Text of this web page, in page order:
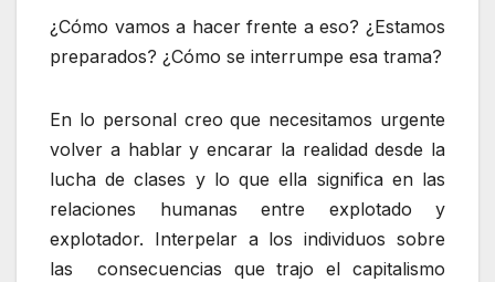
¿Cómo vamos a hacer frente a eso? ¿Estamos
preparados? ¿Cómo se interrumpe esa trama?
En lo personal creo que necesitamos urgente
volver a hablar y encarar la realidad desde la
lucha de clases y lo que ella significa en las
relaciones humanas entre explotado y
explotador. Interpelar a los individuos sobre
las consecuencias que trajo el capitalismo